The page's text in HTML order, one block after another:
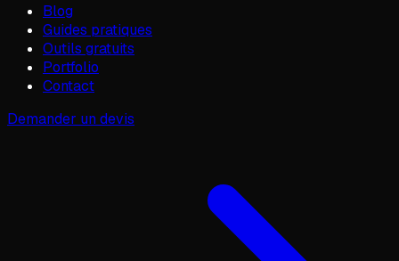
Blog
Guides pratiques
Outils gratuits
Portfolio
Contact
Demander un devis